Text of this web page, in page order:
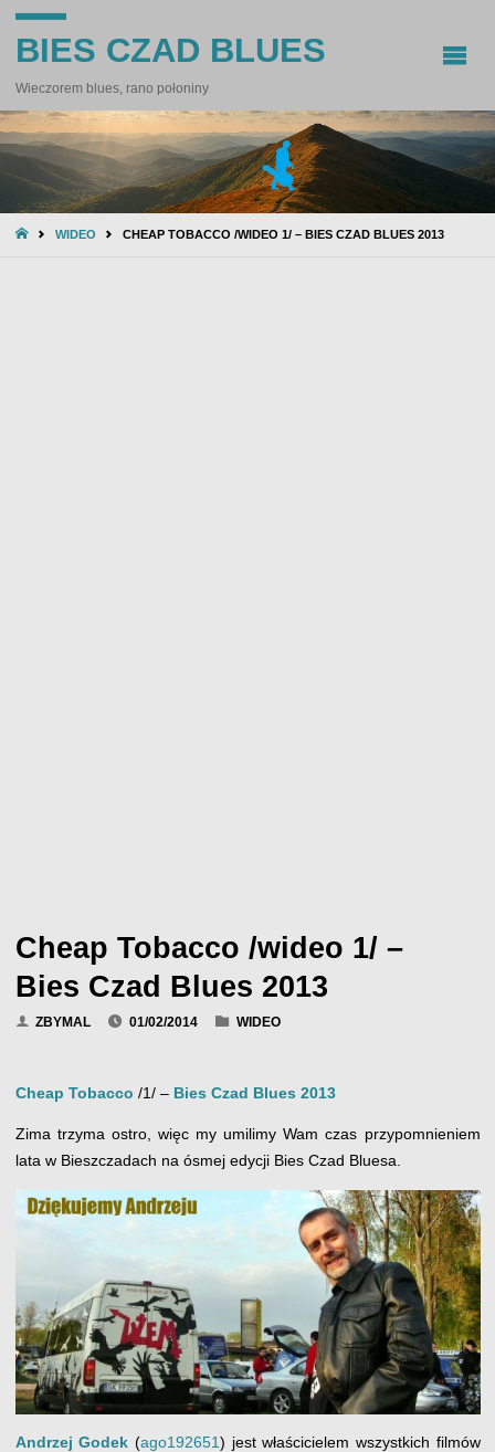
BIES CZAD BLUES
Wieczorem blues, rano połoniny
STRONA
WIDEO CHEAP TOBACCO /WIDEO 1/ – BIES CZAD BLUES 2013
Cheap Tobacco /wideo 1/ –
Bies Czad Blues 2013
ZBYMAL 01/02/2014 WIDEO
Cheap Tobacco /1/ – Bies Czad Blues 2013
Zima trzyma ostro, więc my umilimy Wam czas przypomnieniem
lata w Bieszczadach na ósmej edycji Bies Czad Bluesa.
Andrzej Godek (ago192651 ) jest właścicielem wszystkich filmów